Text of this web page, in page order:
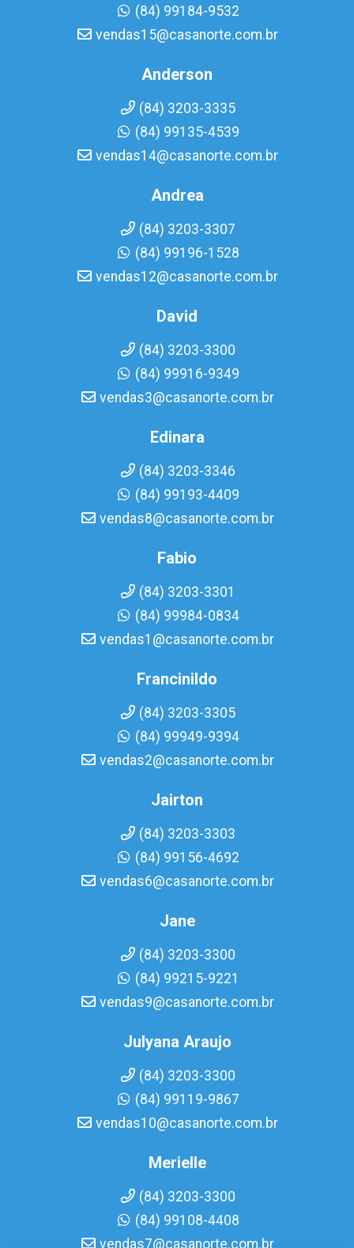
(84) 99184-9532
vendas15@casanorte.com.br
Anderson
(84) 3203-3335
(84) 99135-4539
vendas14@casanorte.com.br
Andrea
(84) 3203-3307
(84) 99196-1528
vendas12@casanorte.com.br
David
(84) 3203-3300
(84) 99916-9349
vendas3@casanorte.com.br
Edinara
(84) 3203-3346
(84) 99193-4409
vendas8@casanorte.com.br
Fabio
(84) 3203-3301
(84) 99984-0834
vendas1@casanorte.com.br
Francinildo
(84) 3203-3305
(84) 99949-9394
vendas2@casanorte.com.br
Jairton
(84) 3203-3303
(84) 99156-4692
vendas6@casanorte.com.br
Jane
(84) 3203-3300
(84) 99215-9221
vendas9@casanorte.com.br
Julyana Araujo
(84) 3203-3300
(84) 99119-9867
vendas10@casanorte.com.br
Merielle
(84) 3203-3300
(84) 99108-4408
vendas7@casanorte.com.br